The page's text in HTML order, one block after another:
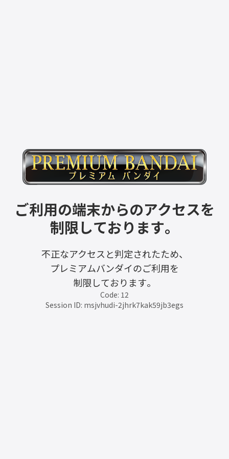
ご利用の端末からのアクセスを
制限しております。
不正なアクセスと判定されたため、
プレミアムバンダイのご利用を
制限しております。
Code: 12
Session ID: msjvhudi-2jhrk7kak59jb3egs